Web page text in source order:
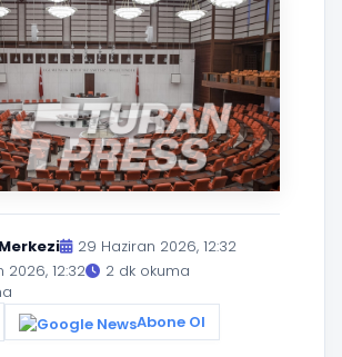
29 Haziran 2026, 12:32
2026, 12:32
2 dk okuma
Abone Ol